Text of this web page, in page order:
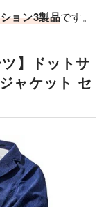
ョン3製品です。
】ドットサ
ャケット セ